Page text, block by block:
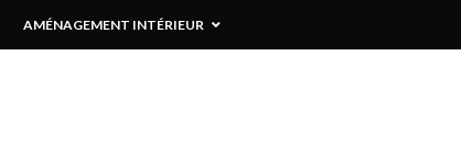
AMÉNAGEMENT INTÉRIEUR